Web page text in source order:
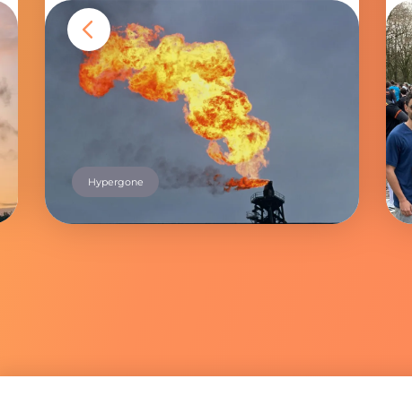
(torchés). Selon le Global Gas Flaring Tracker
2025, 151 milliards de m³ de gaz ont été
torchés dans le monde en 2024. C’est […]
Hypergone